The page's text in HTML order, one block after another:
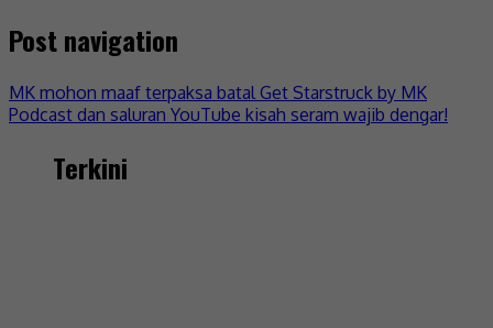
Post navigation
MK mohon maaf terpaksa batal Get Starstruck by MK
Podcast dan saluran YouTube kisah seram wajib dengar!
Terkini